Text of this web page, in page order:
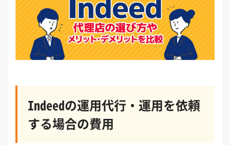
Indeedの運用代行・運用を依頼
する場合の費用